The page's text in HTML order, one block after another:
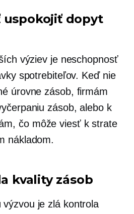
uspokojiť dopyt
výziev je neschopnosť
spotrebiteľov. Keď nie
úrovne zásob, firmám
zásob, alebo k
čo môže viesť k strate
nákladom.
kvality zásob
výzvou je zlá kontrola